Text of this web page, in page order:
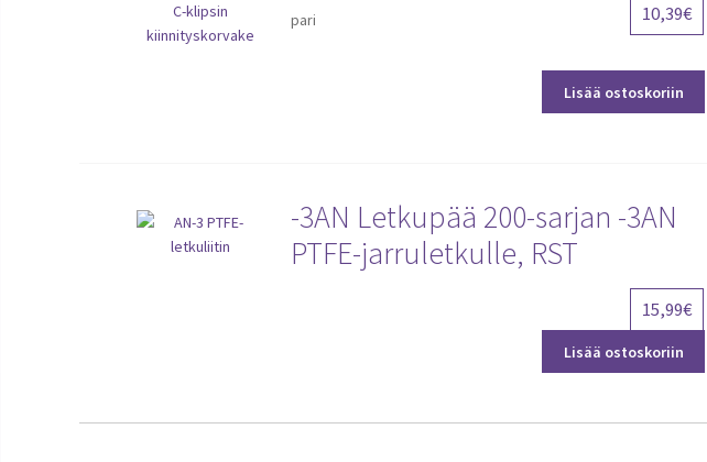
10,39€
Lisää ostoskoriin
pari
-3AN Letkupää 200-sarjan -3AN
PTFE-jarruletkulle, RST
15,99€
Lisää ostoskoriin